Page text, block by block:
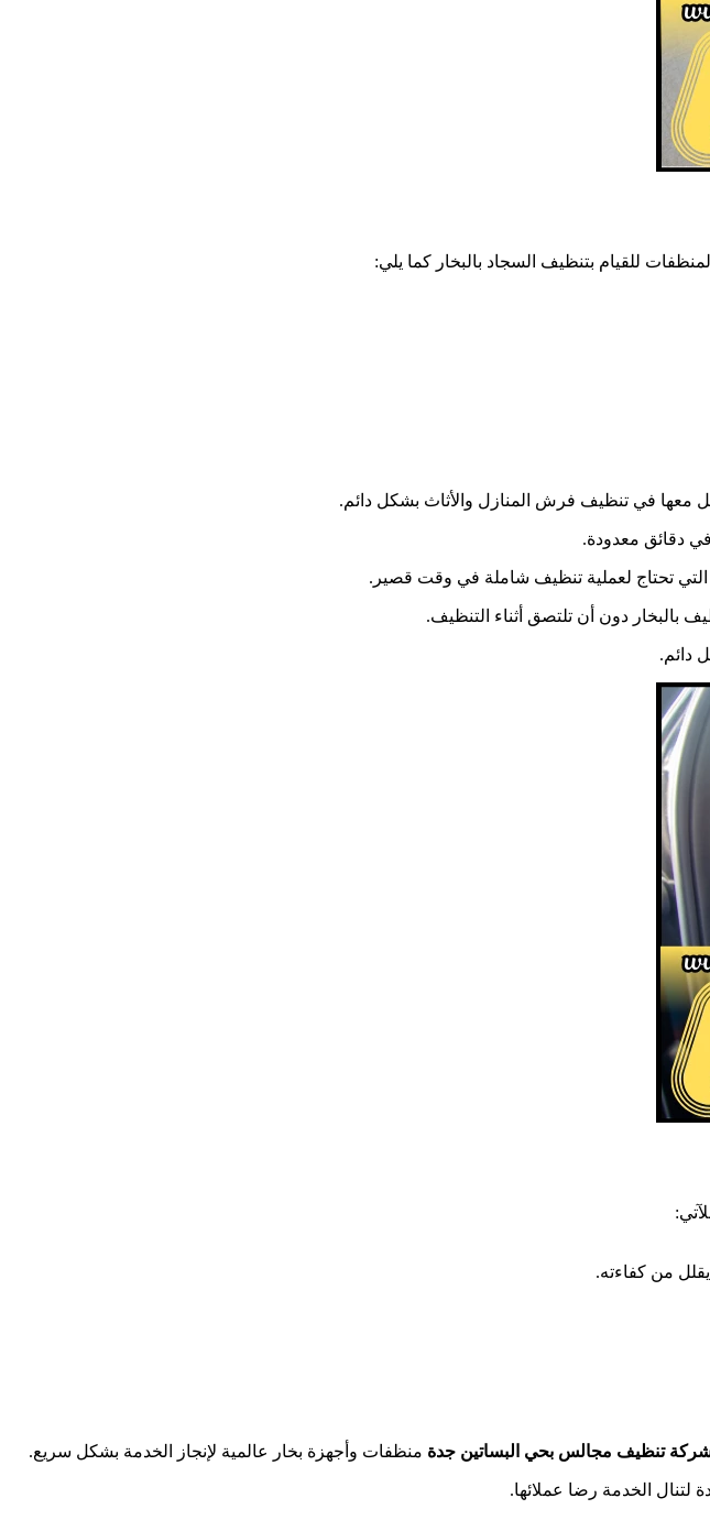
للقيام بتنظيف السجاد بالبخار كما يلي:
معها في تنظيف فرش المنازل والأثاث بشكل دائم.
دقائق معدودة.
التي تحتاج لعملية تنظيف شاملة في وقت قصير.
بالبخار دون أن تلتصق أثناء التنظيف.
دائم.
من كفاءته.
تنظيف مجالس بحي البساتين جدة منظفات وأجهزة بخار عالمية لإنجاز الخدمة بشكل سريع.
الخدمة رضا عملائها.